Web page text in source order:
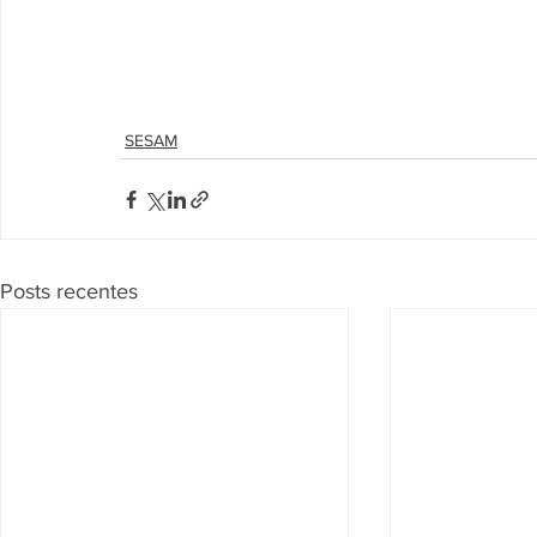
SESAM
Posts recentes